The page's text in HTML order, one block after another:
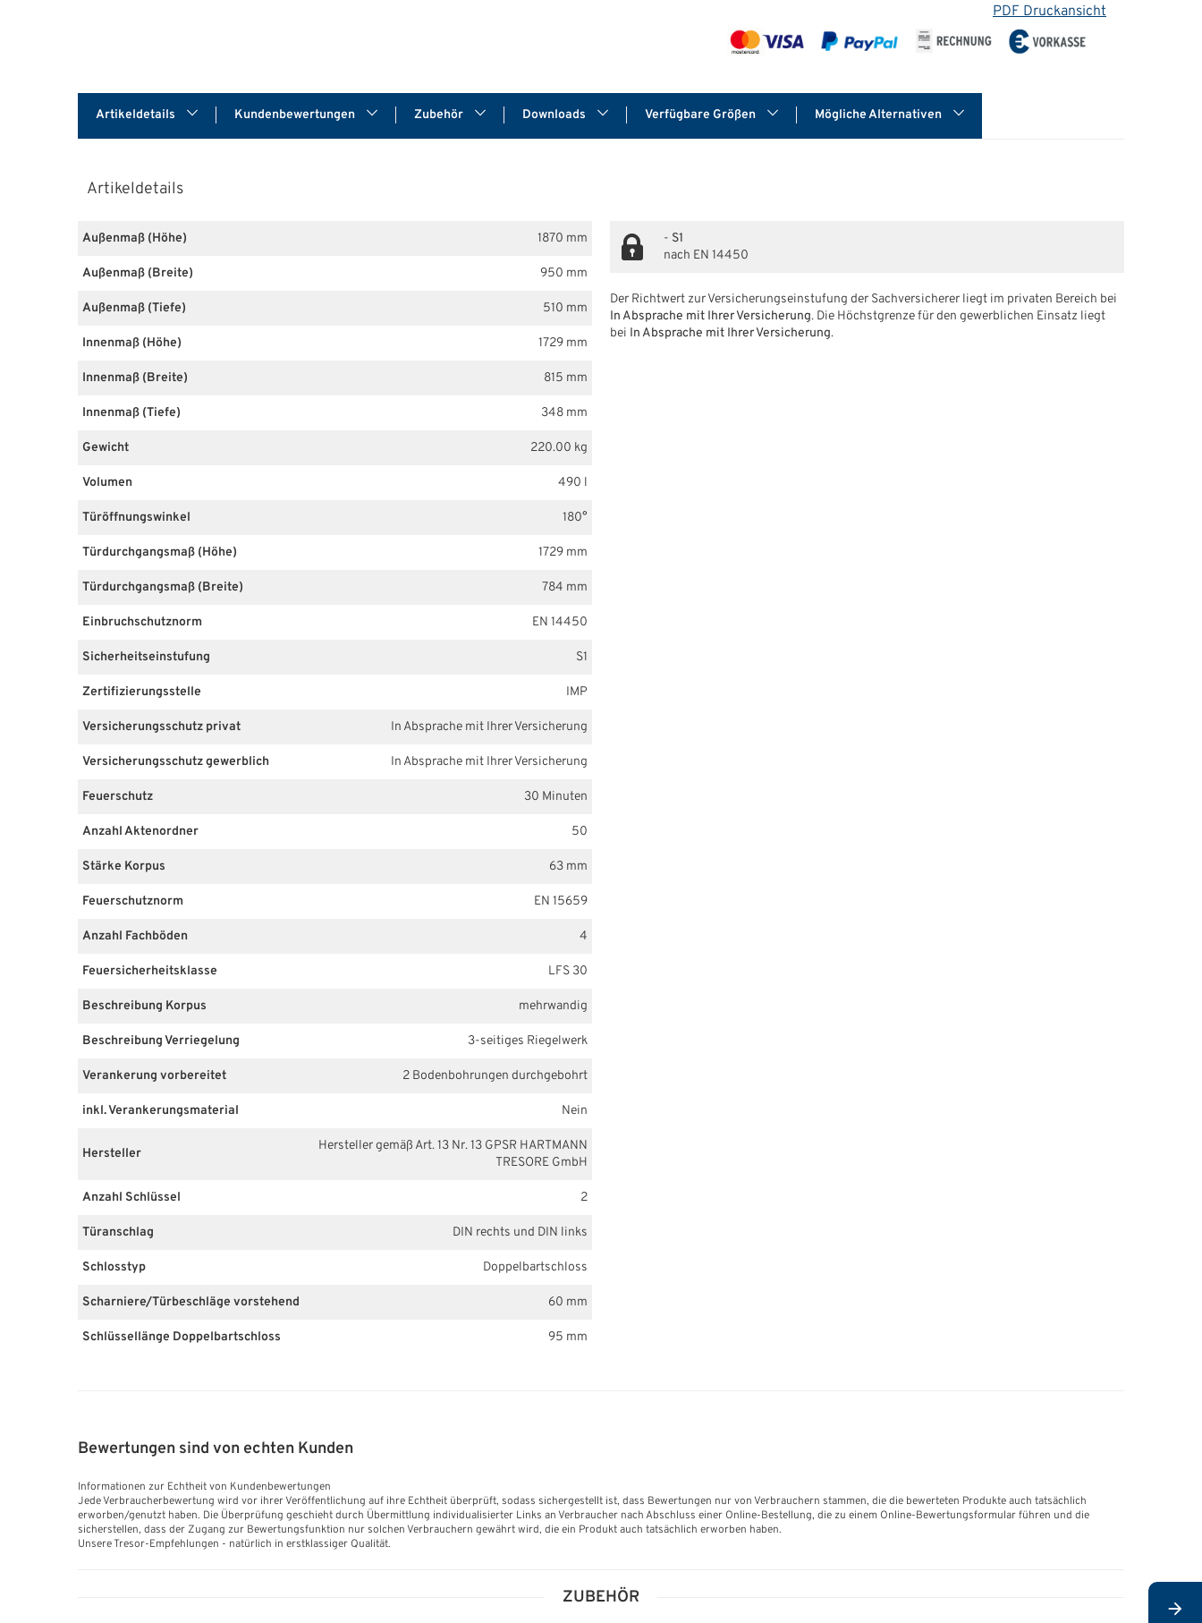
PDF Druckansicht
Artikeldetails Kundenbewertungen Zubehör Downloads Verfügbare Größen Mögliche Alternativen
Artikeldetails
Außenmaß (Höhe) 1870 mm
Außenmaß (Breite) 950 mm
Außenmaß (Tiefe) 510 mm
Innenmaß (Höhe) 1729 mm
Innenmaß (Breite) 815 mm
Innenmaß (Tiefe) 348 mm
Gewicht 220.00 kg
Volumen 490 l
Türöffnungswinkel 180°
Türdurchgangsmaß (Höhe) 1729 mm
Türdurchgangsmaß (Breite) 784 mm
Einbruchschutznorm EN 14450
Sicherheitseinstufung S1
Zertifizierungsstelle IMP
Versicherungsschutz privat In Absprache mit Ihrer Versicherung
Versicherungsschutz gewerblich In Absprache mit Ihrer Versicherung
Feuerschutz 30 Minuten
Anzahl Aktenordner 50
Stärke Korpus 63 mm
Feuerschutznorm EN 15659
Anzahl Fachböden 4
Feuersicherheitsklasse LFS 30
Beschreibung Korpus mehrwandig
Beschreibung Verriegelung 3-seitiges Riegelwerk
Verankerung vorbereitet 2 Bodenbohrungen durchgebohrt
inkl. Verankerungsmaterial Nein
Hersteller
Hersteller gemäß Art. 13 Nr. 13 GPSR HARTMANN
TRESORE GmbH
Anzahl Schlüssel 2
Türanschlag DIN rechts und DIN links
Schlosstyp Doppelbartschloss
Scharniere/Türbeschläge vorstehend 60 mm
Schlüssellänge Doppelbartschloss 95 mm
- S1
nach EN 14450
Der Richtwert zur Versicherungseinstufung der Sachversicherer liegt im privaten Bereich bei
In Absprache mit Ihrer Versicherung. Die Höchstgrenze für den gewerblichen Einsatz liegt
bei In Absprache mit Ihrer Versicherung.
Bewertungen sind von echten Kunden
Informationen zur Echtheit von Kundenbewertungen
Jede Verbraucherbewertung wird vor ihrer Veröffentlichung auf ihre Echtheit überprüft, sodass sichergestellt ist, dass Bewertungen nur von Verbrauchern stammen, die die bewerteten Produkte auch tatsächlich
erworben/genutzt haben. Die Überprüfung geschieht durch Übermittlung individualisierter Links an Verbraucher nach Abschluss einer Online-Bestellung, die zu einem Online-Bewertungsformular führen und die
sicherstellen, dass der Zugang zur Bewertungsfunktion nur solchen Verbrauchern gewährt wird, die ein Produkt auch tatsächlich erworben haben.
Unsere Tresor-Empfehlungen - natürlich in erstklassiger Qualität.
ZUBEHÖR